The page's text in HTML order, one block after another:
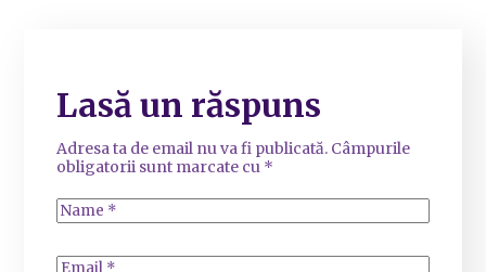
Lasă un răspuns
Adresa ta de email nu va fi publicată. Câmpurile
obligatorii sunt marcate cu *